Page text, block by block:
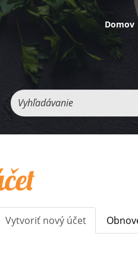
Domov
Vyhľadávanie
Vytvoriť nový účet (aktívna
karta)